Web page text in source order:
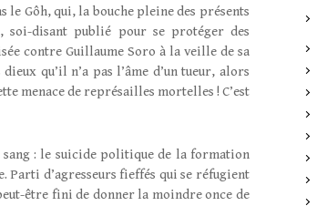
Gôh, qui, la bouche pleine des présents
soi-disant publié pour se protéger des
contre Guillaume Soro à la veille de sa
qu’il n’a pas l’âme d’un tueur, alors
menace de représailles mortelles ! C’est
sang : le suicide politique de la formation
d’agresseurs fieffés qui se réfugient
être fini de donner la moindre once de